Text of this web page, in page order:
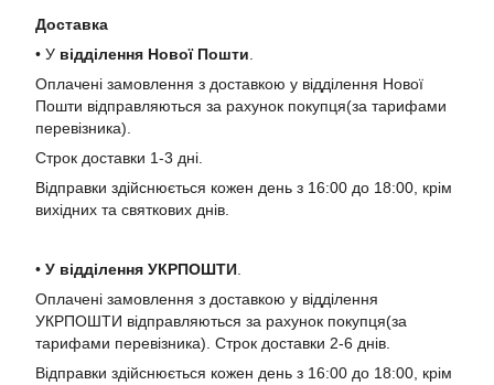
Доставка
• У відділення Нової Пошти
Оплачені замовлення з доставкою у відділення Нової
Пошти відправляються за рахунок покупця(за тарифами
перевізника).
Строк доставки 1-3 дні.
Відправки здійснюється кожен день з 16:00 до 18:00, крім
вихідних та святкових днів.
• У відділення УКРПОШТИ
Оплачені замовлення з доставкою у відділення
УКРПОШТИ відправляються за рахунок покупця(за
тарифами перевізника). Строк доставки 2-6 днів.
Відправки здійснюється кожен день з 16:00 до 18:00, крім